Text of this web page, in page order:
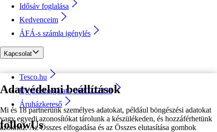
Adatvédelmi beállítások
Mi és 18 partnerünk személyes adatokat, például böngészési adatokat
vagy egyedi azonosítókat tárolunk a készülékeden, és hozzáférhetünk
azokhoz. Az Összes elfogadása és az Összes elutasítása gombok
Idősáv foglalása
Kedvenceim
ÁFÁ-s számla igénylés
Kapcsolat
Tesco.hu
Ügyfélszolgálat - 0680222333
Áruházkereső
followUs